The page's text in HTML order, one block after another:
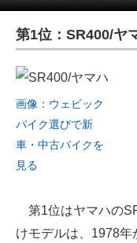
注目記事を集めた総合
ITの今と未来を見通す
スマホと通信の最新ト
好きが集まる 比べて
AI活用のいまが分かる
第1位：SR400/ヤ
画像：ウェビック
バイク選びで新
車・中古バイクを
見る
第1位はヤマハの
けモデルは、1978